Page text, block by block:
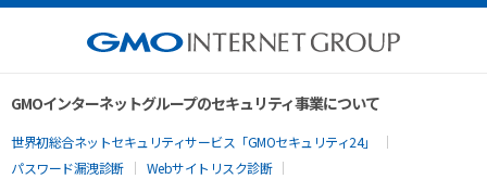
GMOインターネットグループのセキュリティ事業について
世界初総合ネットセキュリティサービス「GMOセキュリティ24」
パスワード漏洩診断
Webサイトリスク診断